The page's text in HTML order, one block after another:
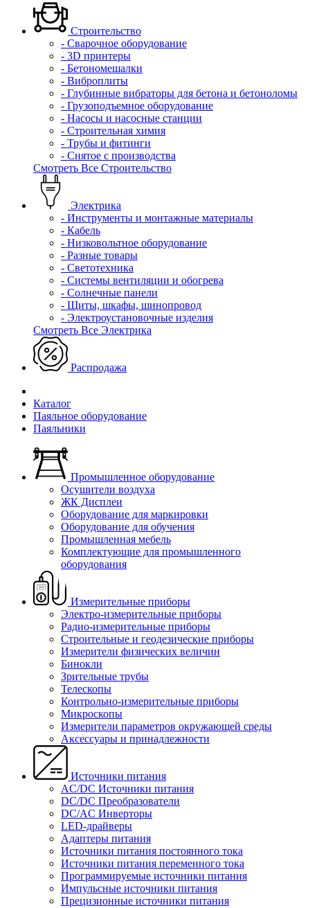
Строительство
- Сварочное оборудование
- 3D принтеры
- Бетономешалки
- Виброплиты
- Глубинные вибраторы для бетона и бетоноломы
- Грузоподъемное оборудование
- Насосы и насосные станции
- Строительная химия
- Трубы и фитинги
- Снятое с производства
Смотреть Все Строительство
Электрика
- Инструменты и монтажные материалы
- Кабель
- Низковольтное оборудование
- Разные товары
- Светотехника
- Системы вентиляции и обогрева
- Солнечные панели
- Щиты, шкафы, шинопровод
- Электроустановочные изделия
Смотреть Все Электрика
Распродажа
Каталог
Паяльное оборудование
Паяльники
Промышленное оборудование
Осушители воздуха
ЖК Дисплеи
Оборудование для маркировки
Оборудование для обучения
Промышленная мебель
Комплектующие для промышленного
оборудования
Измерительные приборы
Электро-измерительные приборы
Радио-измерительные приборы
Строительные и геодезические приборы
Измерители физических величин
Бинокли
Зрительные трубы
Телескопы
Контрольно-измерительные приборы
Микроскопы
Измерители параметров окружающей среды
Аксессуары и принадлежности
Источники питания
AC/DC Источники питания
DC/DC Преобразователи
DC/AC Инверторы
LED-драйверы
Адаптеры питания
Источники питания постоянного тока
Источники питания переменного тока
Программируемые источники питания
Импульсные источники питания
Прецизионные источники питания